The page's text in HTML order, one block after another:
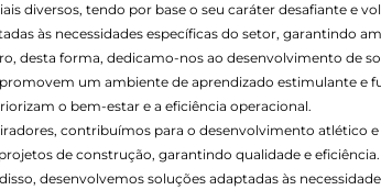
diversos, tendo por base o seu caráter desafiante e
às necessidades específicas do setor, garantindo
desta forma, dedicamo-nos ao desenvolvimento de
um ambiente de aprendizado estimulante e
o bem-estar e a eficiência operacional.
contribuímos para o desenvolvimento atlético e
de construção, garantindo qualidade e eficiência.
desenvolvemos soluções adaptadas às